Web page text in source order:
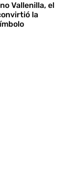
Vallenilla, el
la